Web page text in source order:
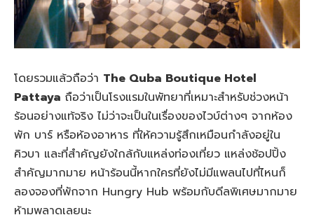
โดยรวมแล้วถือว่า The Quba Boutique Hotel
Pattaya ถือว่าเป็นโรงแรมในพัทยาที่เหมาะสำหรับช่วงหน้า
ร้อนอย่างแท้จริง ไม่ว่าจะเป็นในเรื่องของไวบ์ต่างๆ จากห้อง
พัก บาร์ หรือห้องอาหาร ที่ให้ความรู้สึกเหมือนกำลังอยู่ใน
คิวบา และที่สำคัญยังใกล้กับแหล่งท่องเที่ยว แหล่งช้อปปิ้ง
สำคัญมากมาย หน้าร้อนนี้หากใครที่ยังไม่มีแพลนไปที่ไหนก็
ลองจองที่พักจาก Hungry Hub พร้อมกับดีลพิเศษมากมาย
ห้ามพลาดเลยนะ